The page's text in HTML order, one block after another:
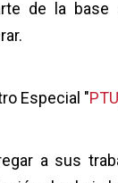
de la
Especial "
a sus